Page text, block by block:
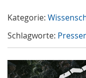
Kategorie:
Schlagworte: